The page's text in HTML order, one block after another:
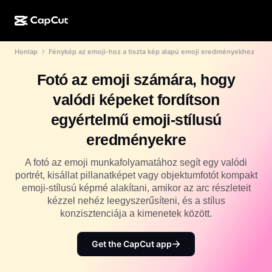
CapCut Online
CapCut Pad
CapCut Mobile
Dreamina AI
Pippit AI
MI-alkotás
MI-dizájn
MI-videógenerátor
MI-képgenerátor
MI-képminőség-javító
Dreamina Seedance 2.5
Nano Banana Pro
Funkciók
MI-eszközök
Videószerkesztő és -generátor
Képszerkesztő és -generátor
Beszédhang-generátor és -szerkesztő
Több
Felhasználási területek
Közösségi média
Ünnepi sablonok
Naptársablonok
Évfordulós sablonok
Effektsablonok
Névjegy
Közösség
Kezdeményezések
Úttörőprogram
Kreatív partnerprogram
CapCut kreatív campus
Honlap Fénykép az emoji-hoz a tiszta kép alapú emoji eredményekhez
Fotó az emoji számára, hogy
valódi képeket fordítson
egyértelmű emoji-stílusú
eredményekre
A fotó az emoji munkafolyamatához segít egy valódi
portrét, kisállat pillanatképet vagy objektumfotót kompakt
emoji-stílusú képmé alakítani, amikor az arc részleteit
kézzel nehéz leegyszerűsíteni, és a stílus
konzisztenciája a kimenetek között.
Get the CapCut app